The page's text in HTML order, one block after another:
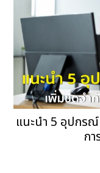
แนะนำ 5 อุปกร
ก